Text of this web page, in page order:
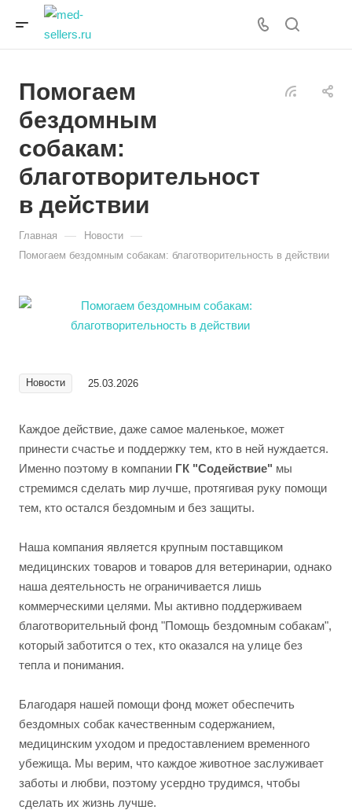
Помогаем
бездомным
собакам:
благотворительность
в действии
Главная — Новости —
Помогаем бездомным собакам: благотворительность в действии
Новости 25.03.2026
Каждое действие, даже самое маленькое, может
принести счастье и поддержку тем, кто в ней нуждается.
Именно поэтому в компании ГК "Содействие" мы
стремимся сделать мир лучше, протягивая руку помощи
тем, кто остался бездомным и без защиты.
Наша компания является крупным поставщиком
медицинских товаров и товаров для ветеринарии, однако
наша деятельность не ограничивается лишь
коммерческими целями. Мы активно поддерживаем
благотворительный фонд "Помощь бездомным собакам",
который заботится о тех, кто оказался на улице без
тепла и понимания.
Благодаря нашей помощи фонд может обеспечить
бездомных собак качественным содержанием,
медицинским уходом и предоставлением временного
убежища. Мы верим, что каждое животное заслуживает
заботы и любви, поэтому усердно трудимся, чтобы
сделать их жизнь лучше.